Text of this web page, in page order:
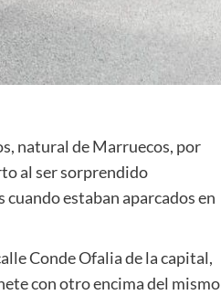
natural de Marruecos, por
al ser sorprendido
estaban aparcados en
Conde Ofalia de la capital,
con otro encima del mismo